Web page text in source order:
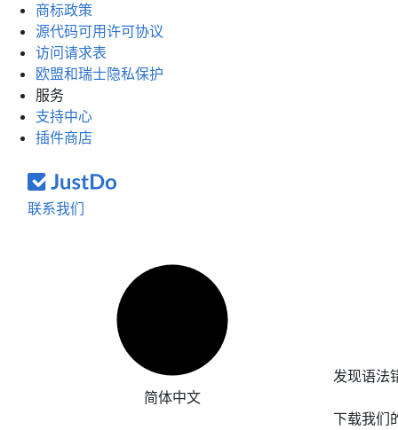
商标政策
源代码可用许可协议
访问请求表
欧盟和瑞士隐私保护
服务
支持中心
插件商店
联系我们
简体中文
发现语法
下载我们